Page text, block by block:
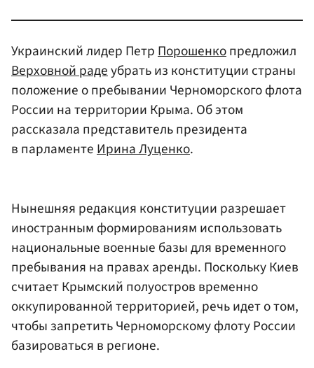
Украинский лидер ПетрПорошенкопредложил
Верховной радеубрать из конституции страны
положение о пребывании Черноморского флота
России на территории Крыма. Об этом
рассказала представитель президента
в парламентеИрина Луценко.
Нынешняя редакция конституции разрешает
иностранным формированиям использовать
национальные военные базы для временного
пребывания на правах аренды. Поскольку Киев
считает Крымский полуостров временно
оккупированной территорией, речь идет о том,
чтобы запретить Черноморскому флоту России
базироваться в регионе.